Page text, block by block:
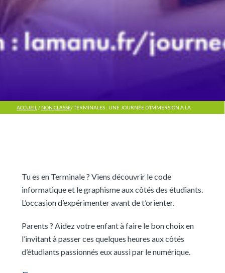
ACCUEIL / NON CLASSÉ/TERMINALES : UNE JOURNÉE D’IMMERSION À LA
Tu es en Terminale ? Viens découvrir le code
informatique et le graphisme aux côtés des étudiants.
L’occasion d’expérimenter avant de t’orienter.
Parents ? Aidez votre enfant à faire le bon choix en
l’invitant à passer ces quelques heures aux côtés
d’étudiants passionnés eux aussi par le numérique.